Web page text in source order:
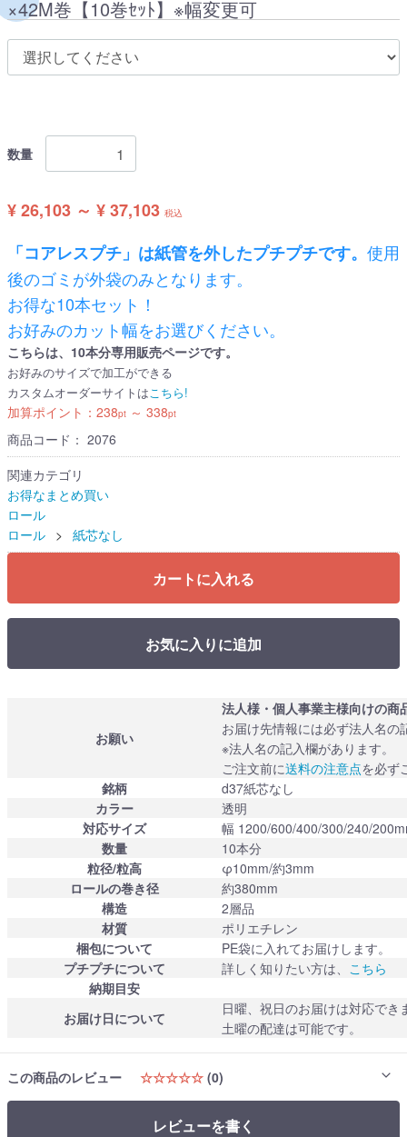
×42M巻【10巻ｾｯﾄ】※幅変更可
数量
¥ 26,103 ～ ¥ 37,103 税込
「コアレスプチ」は紙管を外したプチプチです。 使用
後のゴミが外袋のみとなります。
お得な10本セット！
お好みのカット幅をお選びください。
こちらは、10本分専用販売ページです。
お好みのサイズで加工ができる
カスタムオーダーサイトはこちら!
加算ポイント： 238pt ～ 338pt
商品コード： 2076
関連カテゴリ
お得なまとめ買い
ロール
ロール
紙芯なし
カートに入れる
お気に入りに追加
お願い
法人様・個人事業主様向けの商
お届け先情報には必ず法人名の
※法人名の記入欄があります。
ご注文前に送料の注意点を必ず
銘柄
d37紙芯なし
カラー
透明
対応サイズ
幅 1200/600/400/300/240/
数量
10本分
粒径/粒高
φ10mm/約3mm
ロールの巻き径
約380mm
構造
2層品
材質
ポリエチレン
梱包について
PE袋に入れてお届けします。
プチプチについて
詳しく知りたい方は、 こちら
納期目安
お届け日について
日曜、祝日のお届けは対応でき
土曜の配達は可能です。
この商品のレビュー ☆☆☆☆☆ (0)
レビューを書く